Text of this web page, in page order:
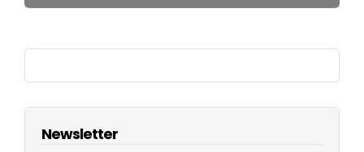
Newsletter